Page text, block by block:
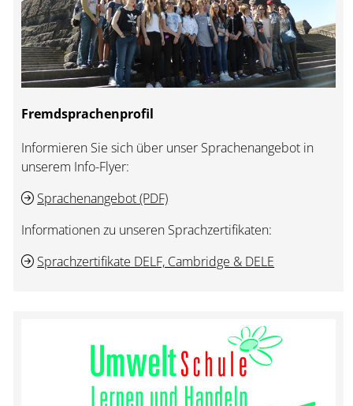
Fremdsprachenprofil
Informieren Sie sich über unser Sprachenangebot in
unserem Info-Flyer:
Sprachenangebot (PDF)
Informationen zu unseren Sprachzertifikaten:
Sprachzertifikate DELF, Cambridge & DELE